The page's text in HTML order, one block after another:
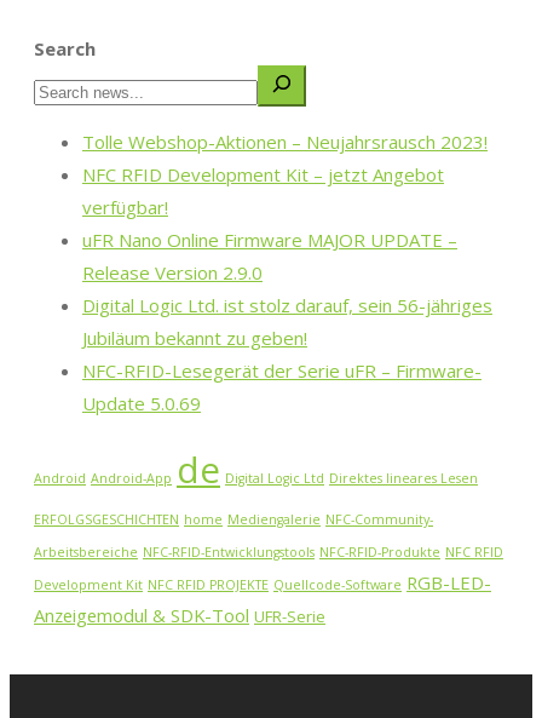
Search
Tolle Webshop-Aktionen – Neujahrsrausch 2023!
NFC RFID Development Kit – jetzt Angebot
verfügbar!
uFR Nano Online Firmware MAJOR UPDATE –
Release Version 2.9.0
Digital Logic Ltd. ist stolz darauf, sein 56-jähriges
Jubiläum bekannt zu geben!
NFC-RFID-Lesegerät der Serie uFR – Firmware-
Update 5.0.69
Android Android-App de Digital Logic Ltd Direktes lineares Lesen
ERFOLGSGESCHICHTEN home Mediengalerie NFC-Community-
Arbeitsbereiche NFC-RFID-Entwicklungstools NFC-RFID-Produkte NFC RFID
Development Kit NFC RFID PROJEKTE Quellcode-Software RGB-LED-
Anzeigemodul & SDK-Tool UFR-Serie